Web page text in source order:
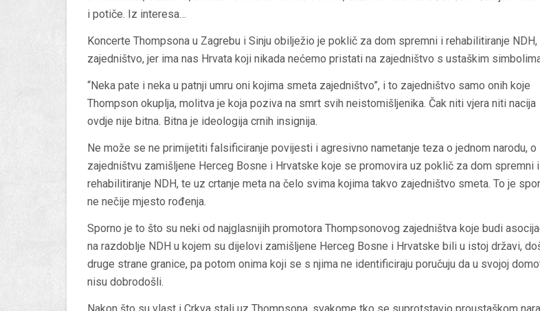
i potiče. Iz interesa…
Koncerte Thompsona u Zagrebu i Sinju obilježio je poklič za dom spremni i rehabilitiranje NDH,
zajedništvo, jer ima nas Hrvata koji nikada nećemo pristati na zajedništvo s ustaškim
“Neka pate i neka u patnji umru oni kojima smeta zajedništvo”, i to zajedništvo samo onih koje
Thompson okuplja, molitva je koja poziva na smrt svih neistomišljenika. Čak niti vjera niti nacija
ovdje nije bitna. Bitna je ideologija crnih insignija.
Ne može se ne primijetiti falsificiranje povijesti i agresivno nametanje teza o jednom narodu, o
zajedništvu zamišljene Herceg Bosne i Hrvatske koje se promovira uz poklič za dom spremni i
rehabilitiranje NDH, te uz crtanje meta na čelo svima kojima takvo zajedništvo smeta. To je
ne nečije mjesto rođenja.
Sporno je to što su neki od najglasnijih promotora Thompsonovog zajedništva koje budi
na razdoblje NDH u kojem su dijelovi zamišljene Herceg Bosne i Hrvatske bili u istoj državi,
druge strane granice, pa potom onima koji se s njima ne identificiraju poručuju da u svojoj
nisu dobrodošli.